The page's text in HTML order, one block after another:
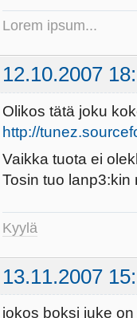
Lorem ipsum...
12.10.2007
Olikos tätä joku
http://
Vaikka tuota ei
Tosin tuo
Kyylä
13.11.2007
jokos boksi juke